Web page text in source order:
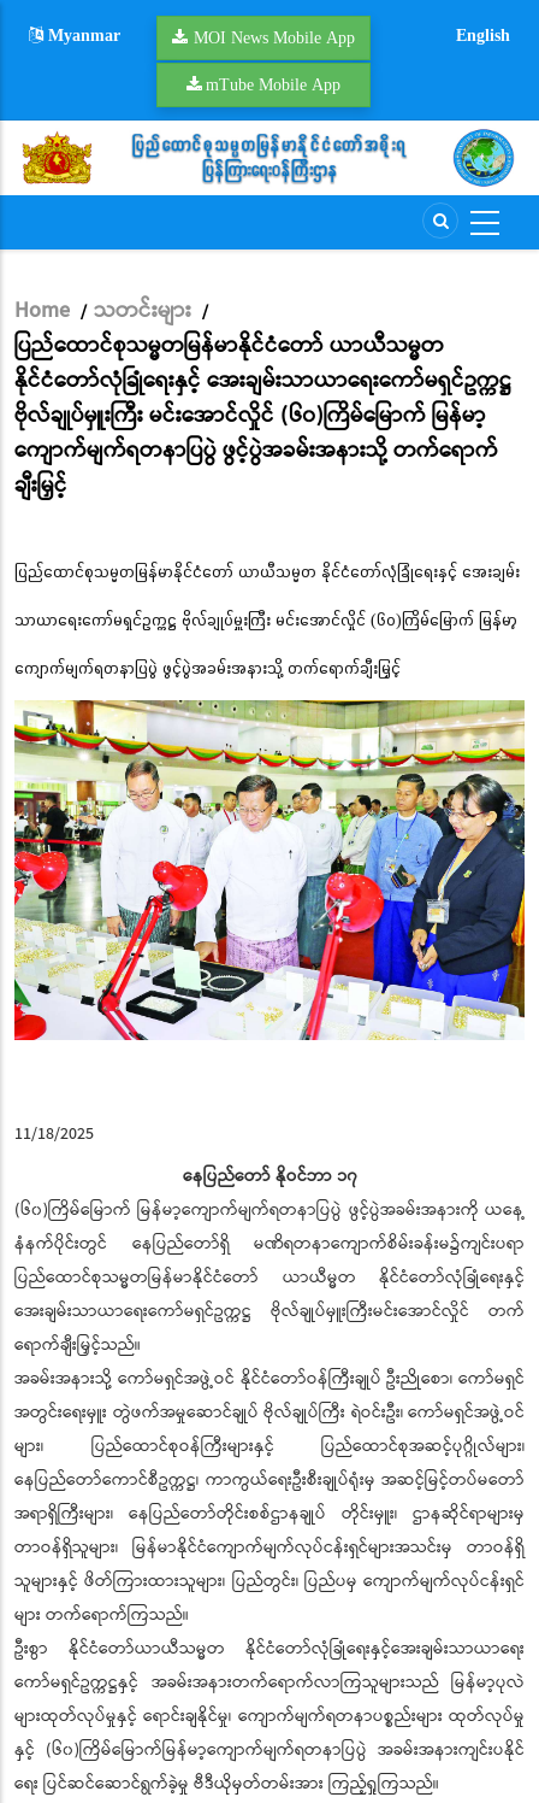
Myanmar MOI News Mobile App
mTube Mobile App
English
Breadcrumb
Home / သတင်းများ /
ပြည်ထောင်စုသမ္မတမြန်မာနိုင်ငံတော် ယာယီသမ္မတ
နိုင်ငံတော်လုံခြုံရေးနှင့် အေးချမ်းသာယာရေးကော်မရှင်ဥက္ကဋ္ဌ
ဗိုလ်ချုပ်မှူးကြီး မင်းအောင်လှိုင် (၆၀)ကြိမ်မြောက် မြန်မာ့
ကျောက်မျက်ရတနာပြပွဲ ဖွင့်ပွဲအခမ်းအနားသို့ တက်ရောက်
ချီးမြှင့်
ပြည်ထောင်စုသမ္မတမြန်မာနိုင်ငံတော် ယာယီသမ္မတ နိုင်ငံတော်လုံခြုံရေးနှင့် အေးချမ်း
သာယာရေးကော်မရှင်ဥက္ကဋ္ဌ ဗိုလ်ချုပ်မှူးကြီး မင်းအောင်လှိုင် (၆၀)ကြိမ်မြောက် မြန်မာ့
ကျောက်မျက်ရတနာပြပွဲ ဖွင့်ပွဲအခမ်းအနားသို့ တက်ရောက်ချီးမြှင့်
11/18/2025
နေပြည်တော် နိုဝင်ဘာ ၁၇
(၆၀)ကြိမ်မြောက် မြန်မာ့ကျောက်မျက်ရတနာပြပွဲ ဖွင့်ပွဲအခမ်းအနားကို ယနေ့
နံနက်ပိုင်းတွင် နေပြည်တော်ရှိ မဏိရတနာကျောက်စိမ်းခန်းမ၌ကျင်းပရာ
ပြည်ထောင်စုသမ္မတမြန်မာနိုင်ငံတော် ယာယီမ္မတ နိုင်ငံတော်လုံခြုံရေးနှင့်
အေးချမ်းသာယာရေးကော်မရှင်ဥက္ကဋ္ဌ ဗိုလ်ချုပ်မှူးကြီးမင်းအောင်လှိုင် တက်
ရောက်ချီးမြှင့်သည်။
အခမ်းအနားသို့ ကော်မရှင်အဖွဲ့ဝင် နိုင်ငံတော်ဝန်ကြီးချုပ် ဦးညိုစော၊ ကော်မရှင်
အတွင်းရေးမှူး တွဲဖက်အမှုဆောင်ချုပ် ဗိုလ်ချုပ်ကြီး ရဲဝင်းဦး၊ ကော်မရှင်အဖွဲ့ဝင်
များ၊ ပြည်ထောင်စုဝန်ကြီးများနှင့် ပြည်ထောင်စုအဆင့်ပုဂ္ဂိုလ်များ၊
နေပြည်တော်ကောင်စီဥက္ကဋ္ဌ၊ ကာကွယ်ရေးဦးစီးချုပ်ရုံးမှ အဆင့်မြင့်တပ်မတော်
အရာရှိကြီးများ၊ နေပြည်တော်တိုင်းစစ်ဌာနချုပ် တိုင်းမှူး၊ ဌာနဆိုင်ရာများမှ
တာဝန်ရှိသူများ၊ မြန်မာနိုင်ငံကျောက်မျက်လုပ်ငန်းရှင်များအသင်းမှ တာဝန်ရှိ
သူများနှင့် ဖိတ်ကြားထားသူများ၊ ပြည်တွင်း၊ ပြည်ပမှ ကျောက်မျက်လုပ်ငန်းရှင်
များ တက်ရောက်ကြသည်။
ဦးစွာ နိုင်ငံတော်ယာယီသမ္မတ နိုင်ငံတော်လုံခြုံရေးနှင့်အေးချမ်းသာယာရေး
ကော်မရှင်ဥက္ကဋ္ဌနှင့် အခမ်းအနားတက်ရောက်လာကြသူများသည် မြန်မာ့ပုလဲ
များထုတ်လုပ်မှုနှင့် ရောင်းချနိုင်မှု၊ ကျောက်မျက်ရတနာပစ္စည်းများ ထုတ်လုပ်မှု
နှင့် (၆၀)ကြိမ်မြောက်မြန်မာ့ကျောက်မျက်ရတနာပြပွဲ အခမ်းအနားကျင်းပနိုင်
ရေး ပြင်ဆင်ဆောင်ရွက်ခဲ့မှု ဗီဒီယိုမှတ်တမ်းအား ကြည့်ရှုကြသည်။